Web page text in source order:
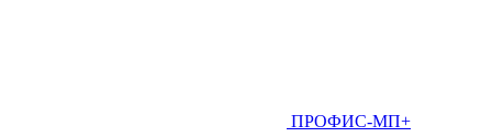
ПРОФИС-МП+